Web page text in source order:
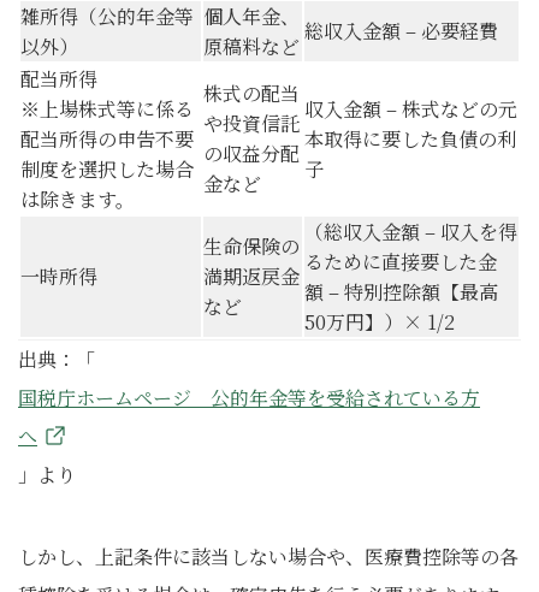
雑所得（公的年金等
以外）
個人年金、
原稿料など
総収入金額 – 必要経費
配当所得
※上場株式等に係る
配当所得の申告不要
制度を選択した場合
は除きます。
株式の配当
や投資信託
の収益分配
金など
収入金額 – 株式などの元
本取得に要した負債の利
子
一時所得
生命保険の
満期返戻金
など
（総収入金額 – 収入を得
るために直接要した金
額 – 特別控除額【最高
50万円】）× 1/2
出典：「
国税庁ホームページ 公的年金等を受給されている方
へ
」より
しかし、上記条件に該当しない場合や、医療費控除等の各